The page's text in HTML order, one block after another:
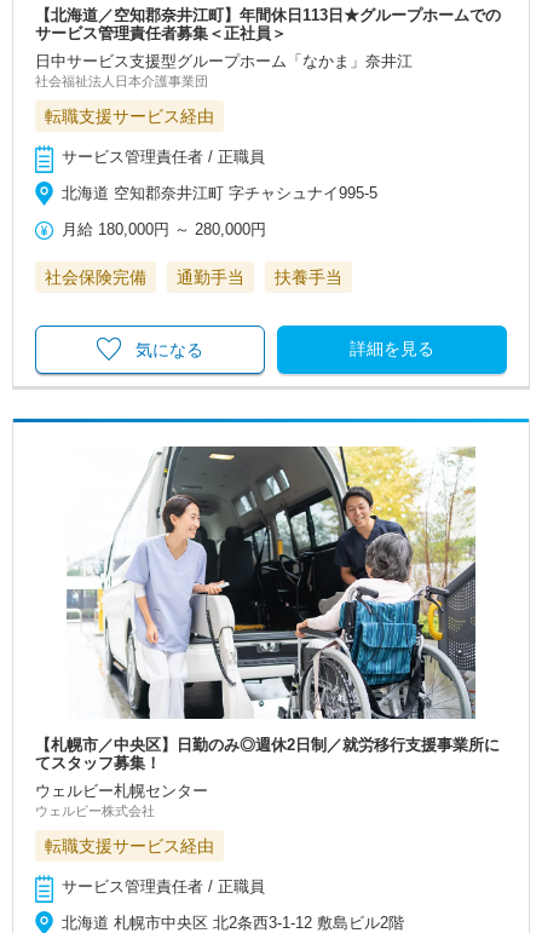
【北海道／空知郡奈井江町】年間休日113日★グループホームでの
サービス管理責任者募集＜正社員＞
日中サービス支援型グループホーム「なかま」奈井江
社会福祉法人日本介護事業団
転職支援サービス経由
サービス管理責任者 / 正職員
北海道 空知郡奈井江町 字チャシュナイ995-5
月給 180,000円 ～ 280,000円
社会保険完備 通勤手当 扶養手当
詳細を見る
気になる
【札幌市／中央区】日勤のみ◎週休2日制／就労移行支援事業所に
てスタッフ募集！
ウェルビー札幌センター
ウェルビー株式会社
転職支援サービス経由
サービス管理責任者 / 正職員
北海道 札幌市中央区 北2条西3-1-12 敷島ビル2階